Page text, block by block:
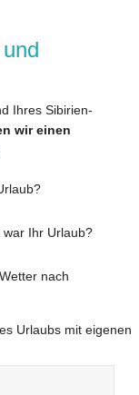
Ihres Sibirien-
wir einen
Ihr Urlaub?
nach
Urlaubs mit eigenen